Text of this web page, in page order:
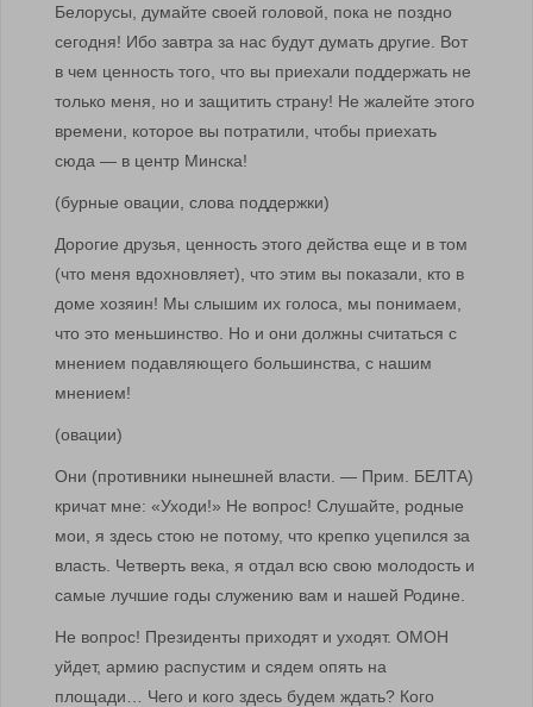
Белорусы, думайте своей головой, пока не поздно
сегодня! Ибо завтра за нас будут думать другие. Вот
в чем ценность того, что вы приехали поддержать не
только меня, но и защитить страну! Не жалейте этого
времени, которое вы потратили, чтобы приехать
сюда — в центр Минска!
(бурные овации, слова поддержки)
Дорогие друзья, ценность этого действа еще и в том
(что меня вдохновляет), что этим вы показали, кто в
доме хозяин! Мы слышим их голоса, мы понимаем,
что это меньшинство. Но и они должны считаться с
мнением подавляющего большинства, с нашим
мнением!
(овации)
Они (противники нынешней власти. — Прим. БЕЛТА)
кричат мне: «Уходи!» Не вопрос! Слушайте, родные
мои, я здесь стою не потому, что крепко уцепился за
власть. Четверть века, я отдал всю свою молодость и
самые лучшие годы служению вам и нашей Родине.
Не вопрос! Президенты приходят и уходят. ОМОН
уйдет, армию распустим и сядем опять на
площади… Чего и кого здесь будем ждать? Кого